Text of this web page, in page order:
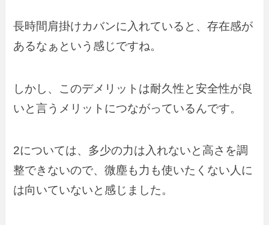
長時間肩掛けカバンに入れていると、存在感が
あるなぁという感じですね。
しかし、このデメリットは耐久性と安全性が良
いと言うメリットにつながっているんです。
2については、多少の力は入れないと高さを調
整できないので、微塵も力も使いたくない人に
は向いていないと感じました。